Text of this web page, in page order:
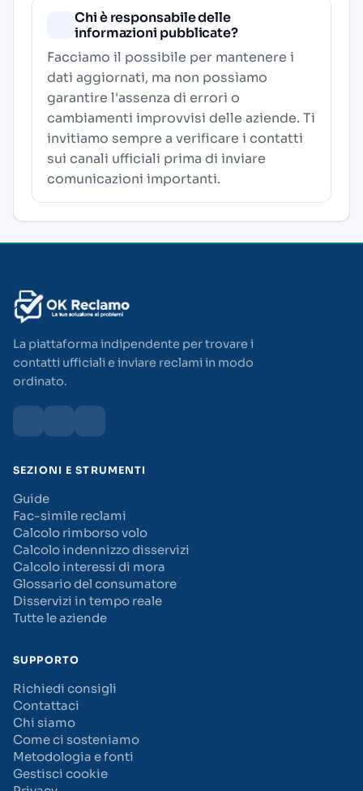
Chi è responsabile delle
informazioni pubblicate?
Facciamo il possibile per mantenere i
dati aggiornati, ma non possiamo
garantire l'assenza di errori o
cambiamenti improvvisi delle aziende. Ti
invitiamo sempre a verificare i contatti
sui canali ufficiali prima di inviare
comunicazioni importanti.
La piattaforma indipendente per trovare i
contatti ufficiali e inviare reclami in modo
ordinato.
SEZIONI E STRUMENTI
Guide
Fac-simile reclami
Calcolo rimborso volo
Calcolo indennizzo disservizi
Calcolo interessi di mora
Glossario del consumatore
Disservizi in tempo reale
Tutte le aziende
SUPPORTO
Richiedi consigli
Contattaci
Chi siamo
Come ci sosteniamo
Metodologia e fonti
Gestisci cookie